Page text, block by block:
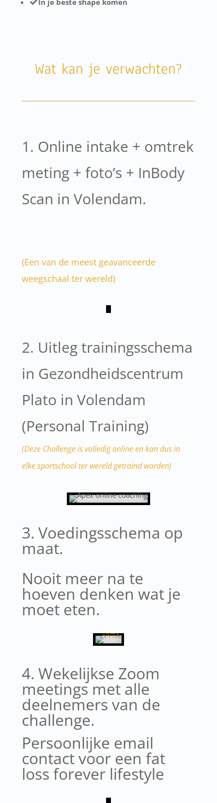
In je beste shape komen
Wat kan je verwachten?
1. Online intake + omtrek
meting + foto’s + InBody
Scan in Volendam.
(Een van de meest geavanceerde
weegschaal ter wereld)
2. Uitleg trainingsschema
in Gezondheidscentrum
Plato in Volendam
(Personal Training)
(Deze Challenge is volledig online en kan dus in
elke sportschool ter wereld getraind worden)
3. Voedingsschema op
maat.
Nooit meer na te
hoeven denken wat je
moet eten.
4. Wekelijkse Zoom
meetings met alle
deelnemers van de
challenge.
Persoonlijke email
contact voor een fat
loss forever lifestyle